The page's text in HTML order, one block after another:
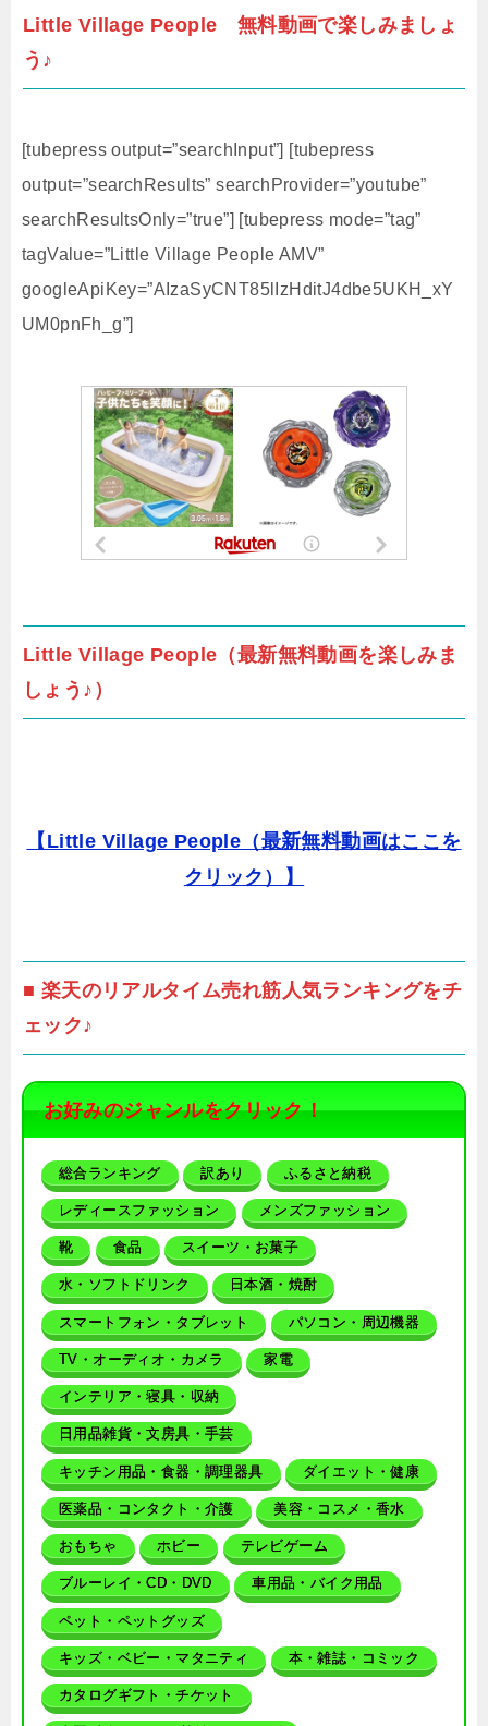
Little Village People 無料動画で楽しみましょ
う♪
[tubepress output=”searchInput”] [tubepress
output=”searchResults” searchProvider=”youtube”
searchResultsOnly=”true”] [tubepress mode=”tag”
tagValue=”Little Village People AMV”
googleApiKey=”AIzaSyCNT85lIzHditJ4dbe5UKH_xY
UM0pnFh_g”]
Little Village People（最新無料動画を楽しみま
しょう♪）
【Little Village People（最新無料動画はここを
クリック）】
■ 楽天のリアルタイム売れ筋人気ランキングをチ
ェック♪
お好みのジャンルをクリック！
総合ランキング 訳あり ふるさと納税
レディースファッション メンズファッション
靴 食品 スイーツ・お菓子
水・ソフトドリンク 日本酒・焼酎
スマートフォン・タブレット パソコン・周辺機器
TV・オーディオ・カメラ 家電
インテリア・寝具・収納
日用品雑貨・文房具・手芸
キッチン用品・食器・調理器具 ダイエット・健康
医薬品・コンタクト・介護 美容・コスメ・香水
おもちゃ ホビー テレビゲーム
ブルーレイ・CD・DVD 車用品・バイク用品
ペット・ペットグッズ
キッズ・ベビー・マタニティ 本・雑誌・コミック
カタログギフト・チケット